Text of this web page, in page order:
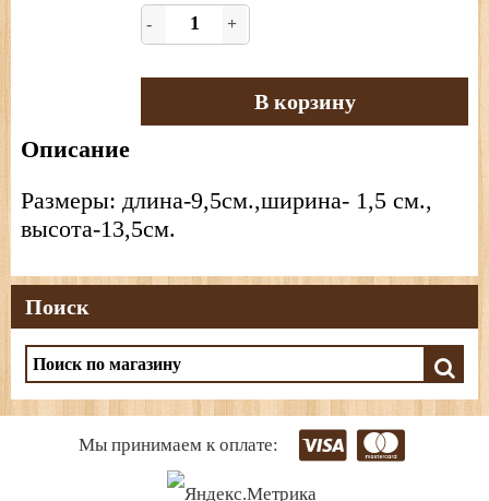
- +
В корзину
Описание
Размеры: длина-9,5см.,ширина- 1,5 см.,
высота-13,5см.
Поиск
Мы принимаем к оплате: